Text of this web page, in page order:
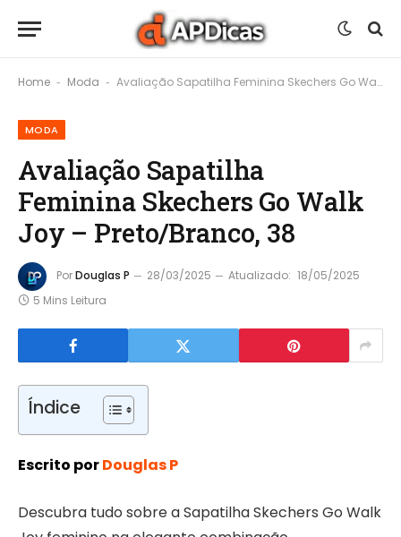
Home - Moda - Avaliação Sapatilha Feminina Skechers Go Walk Joy – Preto/Branco, 38
MODA
Avaliação Sapatilha
Feminina Skechers Go Walk
Joy – Preto/Branco, 38
PorDouglas P 28/03/2025 Atualizado: 18/05/2025
5 Mins Leitura
Índice
Escrito porDouglas P
Descubra tudo sobre a Sapatilha Skechers Go Walk